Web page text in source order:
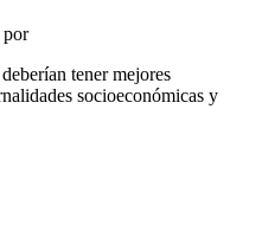
por
tener mejores
socioeconómicas y